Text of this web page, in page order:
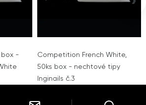
box -
Competition French White,
50ks box - nechtové tipy
Inginails č.3